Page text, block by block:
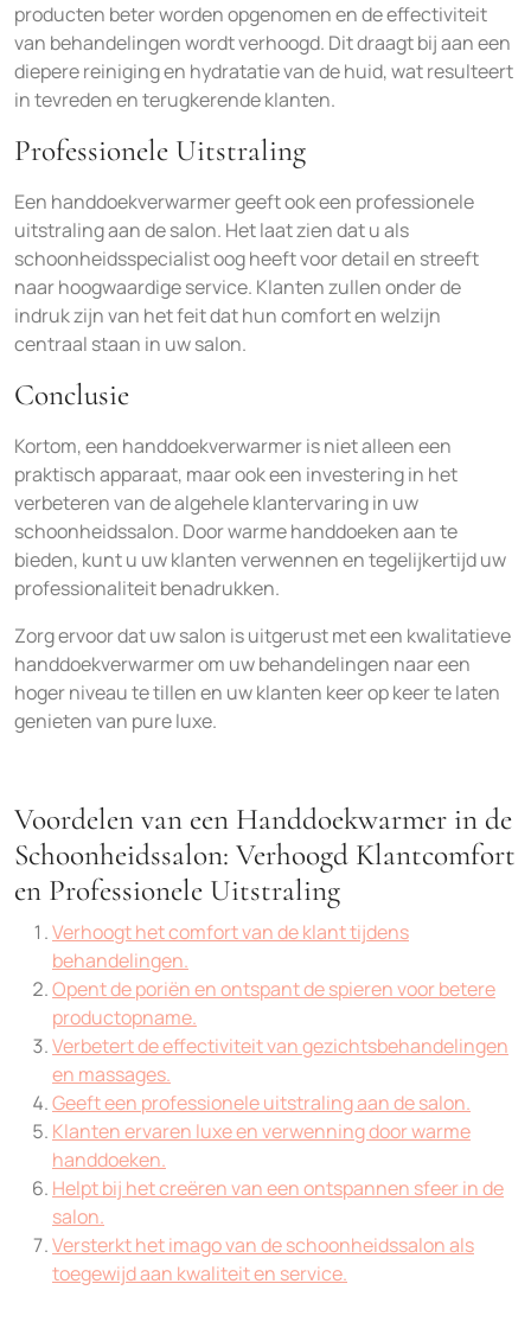
producten beter worden opgenomen en de effectiviteit
van behandelingen wordt verhoogd. Dit draagt bij aan een
diepere reiniging en hydratatie van de huid, wat resulteert
in tevreden en terugkerende klanten.
Professionele Uitstraling
Een handdoekverwarmer geeft ook een professionele
uitstraling aan de salon. Het laat zien dat u als
schoonheidsspecialist oog heeft voor detail en streeft
naar hoogwaardige service. Klanten zullen onder de
indruk zijn van het feit dat hun comfort en welzijn
centraal staan in uw salon.
Conclusie
Kortom, een handdoekverwarmer is niet alleen een
praktisch apparaat, maar ook een investering in het
verbeteren van de algehele klantervaring in uw
schoonheidssalon. Door warme handdoeken aan te
bieden, kunt u uw klanten verwennen en tegelijkertijd uw
professionaliteit benadrukken.
Zorg ervoor dat uw salon is uitgerust met een kwalitatieve
handdoekverwarmer om uw behandelingen naar een
hoger niveau te tillen en uw klanten keer op keer te laten
genieten van pure luxe.
Voordelen van een Handdoekwarmer in de
Schoonheidssalon: Verhoogd Klantcomfort
en Professionele Uitstraling
Verhoogt het comfort van de klant tijdens
behandelingen.
Opent de poriën en ontspant de spieren voor betere
productopname.
Verbetert de effectiviteit van gezichtsbehandelingen
en massages.
Geeft een professionele uitstraling aan de salon.
Klanten ervaren luxe en verwenning door warme
handdoeken.
Helpt bij het creëren van een ontspannen sfeer in de
salon.
Versterkt het imago van de schoonheidssalon als
toegewijd aan kwaliteit en service.